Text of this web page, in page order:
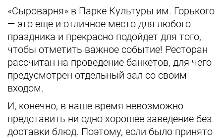
«Сыроварня» в Парке Культуры им. Горького
— это еще и отличное место для любого
праздника и прекрасно подойдет для того,
чтобы отметить важное событие! Ресторан
рассчитан на проведение банкетов, для чего
предусмотрен отдельный зал со своим
входом.
И, конечно, в наше время невозможно
представить ни одно хорошее заведение без
доставки блюд. Поэтому, если было принято